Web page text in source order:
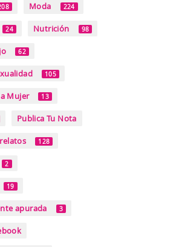
Moda 224
24 Nutrición 98
62
105
Mujer 13
Publica Tu Nota
128
2
19
apurada 3